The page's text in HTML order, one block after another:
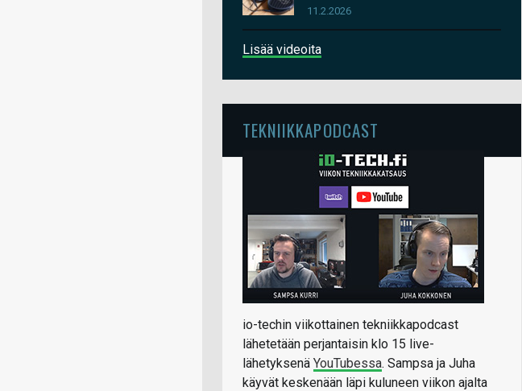
11.2.2026
Lisää videoita
TEKNIIKKAPODCAST
io-techin viikottainen tekniikkapodcast
lähetetään perjantaisin klo 15 live-
lähetyksenä YouTubessa. Sampsa ja Juha
käyvät keskenään läpi kuluneen viikon ajalta